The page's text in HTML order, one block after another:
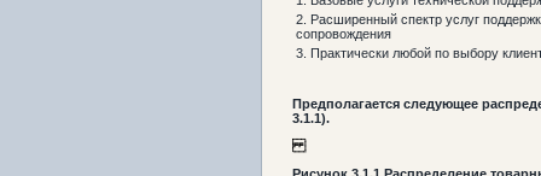
2. Расширенный спектр услуг
сопровождения
3. Практически любой по выбору
Предполагается следующее
3.1.1).